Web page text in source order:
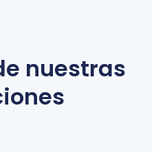
nuestras